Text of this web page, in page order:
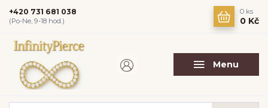
Menu
+420 731 681 038
(Po-Ne, 9-18 hod.)
0 ks
0 Kč